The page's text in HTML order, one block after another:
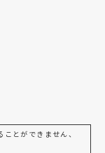
とができません、